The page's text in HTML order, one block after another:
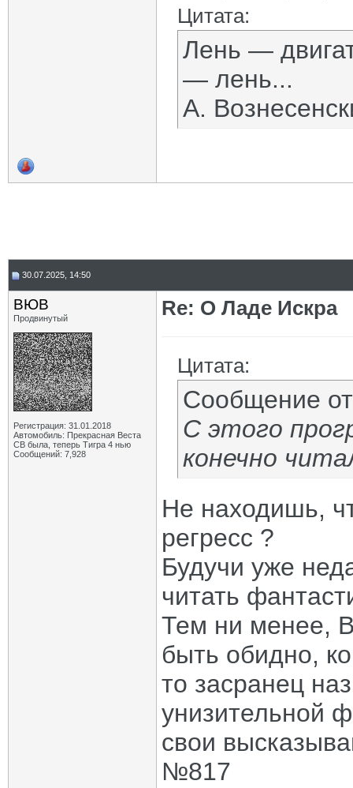
Цитата:
Лень —
— лень...
А.
30.07.2025, 14:50
ВЮВ
Продвинутый
Регистрация: 31.01.2018
Автомобиль: Прекрасная Веста
СВ была, теперь Тигра 4 нью
Сообщений: 7,928
Re: О Ладе Искра
Цитата:
Сообщение
С этого
конечно
Не находишь,
регресс ?
Будучи уже
читать
Тем ни менее,
быть обидно,
то засранец
унизительной
свои
№817